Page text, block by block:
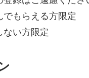
もらえる方限定
ない方限定